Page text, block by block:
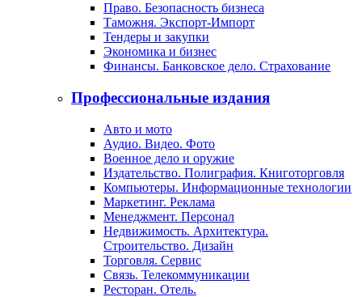
Право. Безопасность бизнеса
Таможня. Экспорт-Импорт
Тендеры и закупки
Экономика и бизнес
Финансы. Банковское дело. Страхование
Профессиональные издания
Авто и мото
Аудио. Видео. Фото
Военное дело и оружие
Издательство. Полиграфия. Книготорговля
Компьютеры. Информационные технологии
Маркетинг. Реклама
Менеджмент. Персонал
Недвижимость. Архитектура.
Строительство. Дизайн
Торговля. Сервис
Связь. Телекоммуникации
Ресторан. Отель.